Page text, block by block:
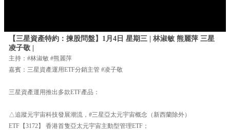
【三星資產特約：揀股問盤】1月4日 星期三 | 林淑敏 熊麗萍 三星
凌子敬 |
主持：#林淑敏 #熊麗萍
嘉賓：三星資產運用ETF分銷主管 #凌子敬
三星資產運用推出多款ETF產品：
△追蹤元宇宙科技發展潮流，#三星亞太元宇宙概念（新西蘭除外）
ETF【3172】 香港首隻亞太元宇宙主動型管理ETF；